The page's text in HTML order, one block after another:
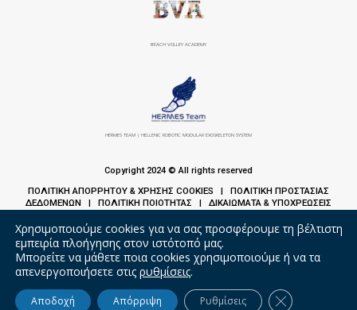
BEACH VOLLEY ACADEMY
HERMES TEAM | HELLENIC ROBOTIC MODULAR EXOSKELETON SYSTEM
Copyright 2024 © All rights reserved
ΠΟΛΙΤΙΚΗ ΑΠΟΡΡΗΤΟΥ & ΧΡΗΣΗΣ COOKIES | ΠΟΛΙΤΙΚΗ ΠΡΟΣΤΑΣΙΑΣ
ΔΕΔΟΜΕΝΩΝ | ΠΟΛΙΤΙΚΗ ΠΟΙΟΤΗΤΑΣ | ΔΙΚΑΙΩΜΑΤΑ & ΥΠΟΧΡΕΩΣΕΙΣ
Χρησιμοποιούμε cookies για να σας προσφέρουμε τη βέλτιστη
εμπειρία πλοήγησης στον ιστότοπό μας.
Μπορείτε να μάθετε ποια cookies χρησιμοποιούμε ή να τα
απενεργοποιήσετε στις ρυθμίσεις.
Αποδοχή Απόρριψη Ρυθμίσεις Κλείσιμο του